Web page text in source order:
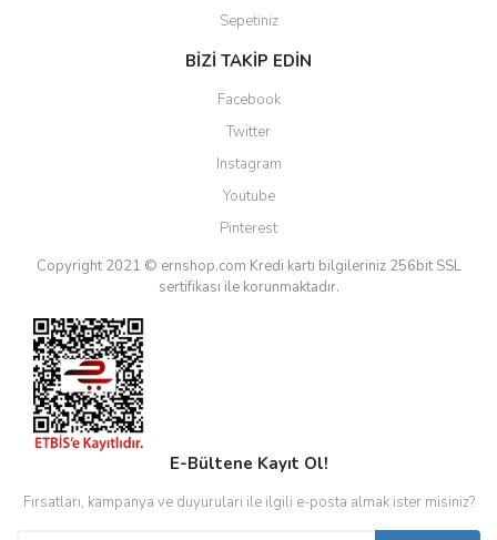
Sepetiniz
BİZİ TAKİP EDİN
Facebook
Twitter
Instagram
Youtube
Pinterest
Copyright 2021 © ernshop.com Kredi kartı bilgileriniz 256bit SSL
sertifikası ile korunmaktadır.
E-Bültene Kayıt Ol!
Fırsatları, kampanya ve duyuruları ile ilgili e-posta almak ister misiniz?